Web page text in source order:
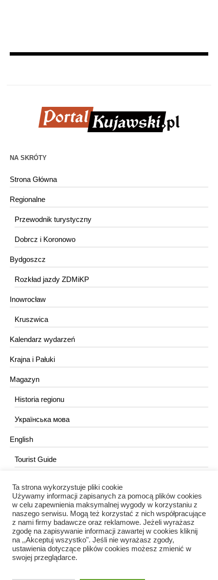
NA SKRÓTY
Strona Główna
Regionalne
Przewodnik turystyczny
Dobrcz i Koronowo
Bydgoszcz
Rozkład jazdy ZDMiKP
Inowrocław
Kruszwica
Kalendarz wydarzeń
Krajna i Pałuki
Magazyn
Historia regionu
Українська мова
English
Tourist Guide
KONTAKT
redakcja@portalkujawski.pl
Redakcja
Ta strona wykorzystuje pliki cookie
Używamy informacji zapisanych za pomocą plików cookies
w celu zapewnienia maksymalnej wygody w korzystaniu z
naszego serwisu. Mogą też korzystać z nich współpracujące
z nami firmy badawcze oraz reklamowe. Jeżeli wyrażasz
zgodę na zapisywanie informacji zawartej w cookies kliknij
na ,,Akceptuj wszystko". Jeśli nie wyrażasz zgody,
ustawienia dotyczące plików cookies możesz zmienić w
swojej przeglądarce.